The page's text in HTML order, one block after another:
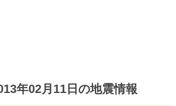
年02月11日の地震情報